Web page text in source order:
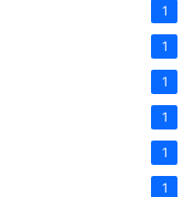
1
1
1
1
1
1